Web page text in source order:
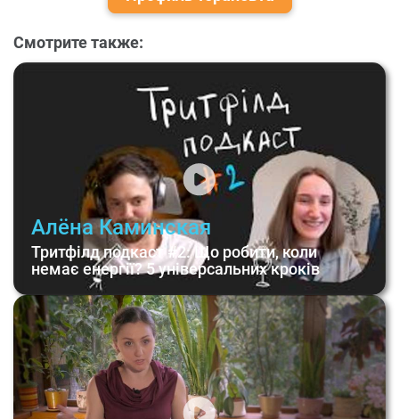
Смотрите также:
Алёна Каминская
Тритфілд подкаст #2: Що робити, коли
немає енергії? 5 універсальних кроків